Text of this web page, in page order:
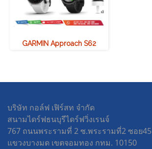
GARMIN Approach S62
บริษัท กอล์ฟ เฟิร์สท จำกัด
สนามไดร์ฟธนบุรีไดร์ฟวิ่งเรนจ์
767 ถนนพระรามที่ 2 ซ.พระรามที่2 ซอย45
แขวงบางมด เขตจอมทอง กทม. 10150